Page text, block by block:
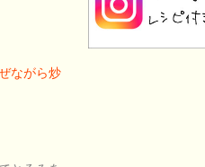
ながら炒